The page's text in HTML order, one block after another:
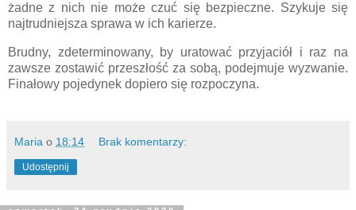
żadne z nich nie może czuć się bezpieczne. Szykuje się
najtrudniejsza sprawa w ich karierze.
Brudny, zdeterminowany, by uratować przyjaciół i raz na
zawsze zostawić przeszłość za sobą, podejmuje wyzwanie.
Finałowy pojedynek dopiero się rozpoczyna.
Maria o 18:14 Brak komentarzy:
Udostępnij